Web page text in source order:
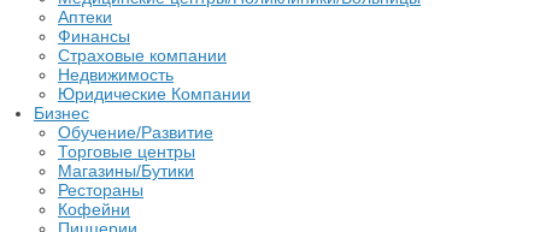
Аптеки
Финансы
Страховые компании
Недвижимость
Юридические Компании
Бизнес
Обучение/Развитие
Торговые центры
Магазины/Бутики
Рестораны
Кофейни